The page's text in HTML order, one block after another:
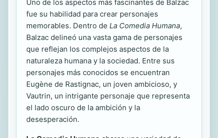
Uno de los aspectos más fascinantes de Balzac
fue su habilidad para crear personajes
memorables. Dentro de La Comedia Humana,
Balzac delineó una vasta gama de personajes
que reflejan los complejos aspectos de la
naturaleza humana y la sociedad. Entre sus
personajes más conocidos se encuentran
Eugène de Rastignac, un joven ambicioso, y
Vautrin, un intrigante personaje que representa
el lado oscuro de la ambición y la
desesperación.